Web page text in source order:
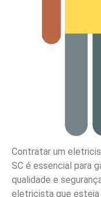
Contratar um
SC é essencial para
qualidade e
eletricista que esteja